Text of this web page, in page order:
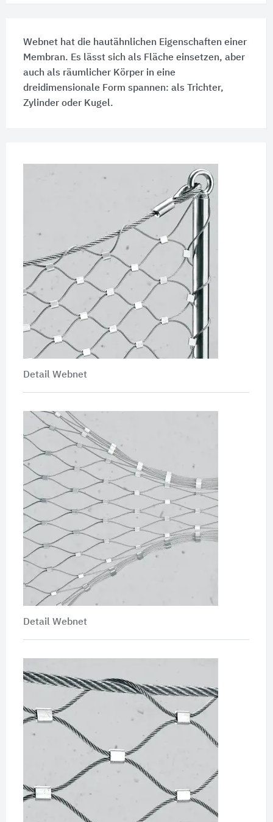
Webnet hat die hautähnlichen Eigenschaften einer
Membran. Es lässt sich als Fläche einsetzen, aber
auch als räumlicher Körper in eine
dreidimensionale Form spannen: als Trichter,
Zylinder oder Kugel.
Detail Webnet
Detail Webnet